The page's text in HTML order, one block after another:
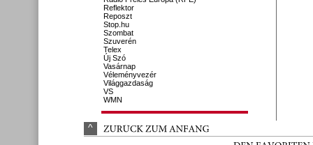
Reflektor
Reposzt
Stop.hu
Szombat
Szuverén
Telex
Új Szó
Vasárnap
Véleményvezér
Világgazdaság
VS
WMN
^ ZURÜCK ZUM ANFANG